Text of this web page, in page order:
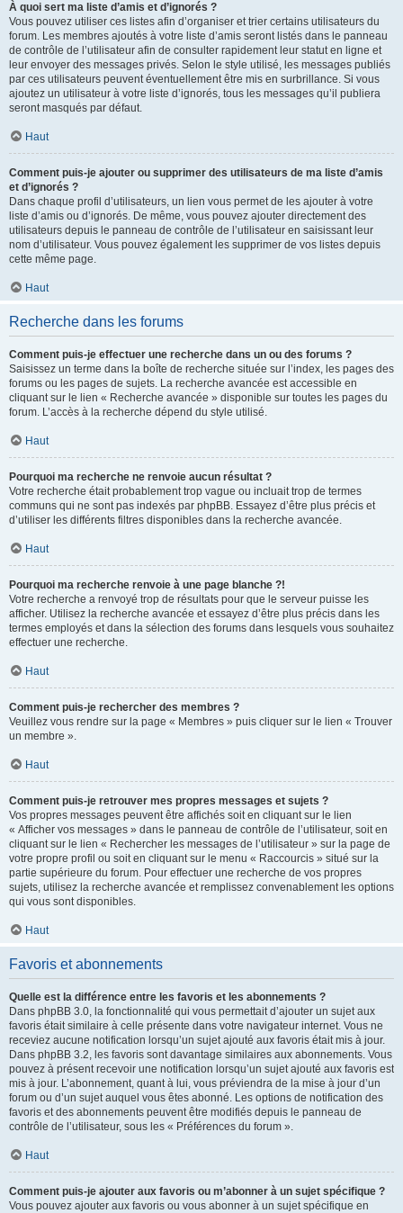
À quoi sert ma liste d’amis et d’ignorés ?
Vous pouvez utiliser ces listes afin d’organiser et trier certains utilisateurs du
forum. Les membres ajoutés à votre liste d’amis seront listés dans le panneau
de contrôle de l’utilisateur afin de consulter rapidement leur statut en ligne et
leur envoyer des messages privés. Selon le style utilisé, les messages publiés
par ces utilisateurs peuvent éventuellement être mis en surbrillance. Si vous
ajoutez un utilisateur à votre liste d’ignorés, tous les messages qu’il publiera
seront masqués par défaut.
Haut
Comment puis-je ajouter ou supprimer des utilisateurs de ma liste d’amis
et d’ignorés ?
Dans chaque profil d’utilisateurs, un lien vous permet de les ajouter à votre
liste d’amis ou d’ignorés. De même, vous pouvez ajouter directement des
utilisateurs depuis le panneau de contrôle de l’utilisateur en saisissant leur
nom d’utilisateur. Vous pouvez également les supprimer de vos listes depuis
cette même page.
Haut
Recherche dans les forums
Comment puis-je effectuer une recherche dans un ou des forums ?
Saisissez un terme dans la boîte de recherche située sur l’index, les pages des
forums ou les pages de sujets. La recherche avancée est accessible en
cliquant sur le lien « Recherche avancée » disponible sur toutes les pages du
forum. L’accès à la recherche dépend du style utilisé.
Haut
Pourquoi ma recherche ne renvoie aucun résultat ?
Votre recherche était probablement trop vague ou incluait trop de termes
communs qui ne sont pas indexés par phpBB. Essayez d’être plus précis et
d’utiliser les différents filtres disponibles dans la recherche avancée.
Haut
Pourquoi ma recherche renvoie à une page blanche ?!
Votre recherche a renvoyé trop de résultats pour que le serveur puisse les
afficher. Utilisez la recherche avancée et essayez d’être plus précis dans les
termes employés et dans la sélection des forums dans lesquels vous souhaitez
effectuer une recherche.
Haut
Comment puis-je rechercher des membres ?
Veuillez vous rendre sur la page « Membres » puis cliquer sur le lien « Trouver
un membre ».
Haut
Comment puis-je retrouver mes propres messages et sujets ?
Vos propres messages peuvent être affichés soit en cliquant sur le lien
« Afficher vos messages » dans le panneau de contrôle de l’utilisateur, soit en
cliquant sur le lien « Rechercher les messages de l’utilisateur » sur la page de
votre propre profil ou soit en cliquant sur le menu « Raccourcis » situé sur la
partie supérieure du forum. Pour effectuer une recherche de vos propres
sujets, utilisez la recherche avancée et remplissez convenablement les options
qui vous sont disponibles.
Haut
Favoris et abonnements
Quelle est la différence entre les favoris et les abonnements ?
Dans phpBB 3.0, la fonctionnalité qui vous permettait d’ajouter un sujet aux
favoris était similaire à celle présente dans votre navigateur internet. Vous ne
receviez aucune notification lorsqu’un sujet ajouté aux favoris était mis à jour.
Dans phpBB 3.2, les favoris sont davantage similaires aux abonnements. Vous
pouvez à présent recevoir une notification lorsqu’un sujet ajouté aux favoris est
mis à jour. L’abonnement, quant à lui, vous préviendra de la mise à jour d’un
forum ou d’un sujet auquel vous êtes abonné. Les options de notification des
favoris et des abonnements peuvent être modifiés depuis le panneau de
contrôle de l’utilisateur, sous les « Préférences du forum ».
Haut
Comment puis-je ajouter aux favoris ou m’abonner à un sujet spécifique ?
Vous pouvez ajouter aux favoris ou vous abonner à un sujet spécifique en